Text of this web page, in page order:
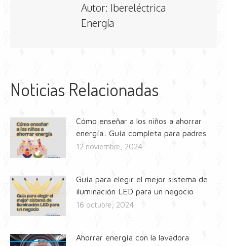
Autor: Ibereléctrica
Energía
Noticias Relacionadas
Cómo enseñar a los niños a ahorrar
energía: Guía completa para padres
12 noviembre, 2024
Guía para elegir el mejor sistema de
iluminación LED para un negocio
16 octubre, 2024
Ahorrar energía con la lavadora